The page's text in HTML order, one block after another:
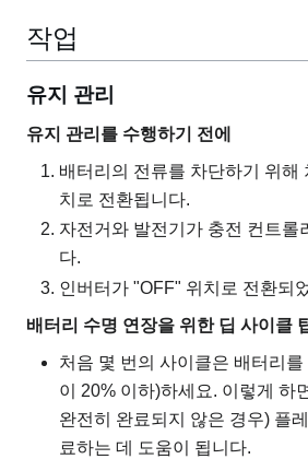
작업
유지 관리
유지 관리를 수행하기 전에
배터리의 전류를 차단하기 위해
치로 전환됩니다.
자전거와 발전기가 충전 컨트롤
다.
인버터가 "OFF" 위치로 전환되
배터리 수명 연장을 위한 딥 사이클
처음 몇 번의 사이클은 배터리
이 20% 이하)하세요. 이렇게 하
완전히 완료되지 않은 경우) 플
료하는 데 도움이 됩니다.